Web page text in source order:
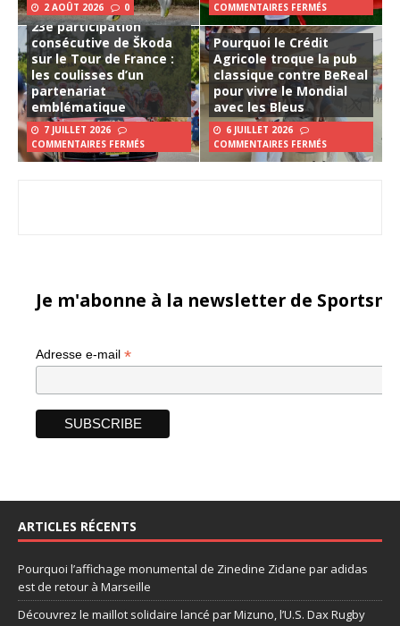
2 AOÛT 2026 0
COMMENTAIRES FERMÉS
23e participation
consécutive de Škoda
sur le Tour de France :
les coulisses d’un
partenariat
emblématique
7 JUILLET 2026
COMMENTAIRES FERMÉS
Pourquoi le Crédit
Agricole troque la pub
classique contre BeReal
pour vivre le Mondial
avec les Bleus
6 JUILLET 2026
COMMENTAIRES FERMÉS
Je m'abonne à la newsletter de
Adresse e-mail *
ARTICLES RÉCENTS
Pourquoi l’affichage monumental de Zinedine Zidane par adidas
est de retour à Marseille
Découvrez le maillot solidaire lancé par Mizuno, l’U.S. Dax Rugby